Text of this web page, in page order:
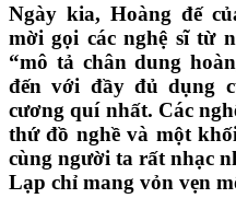
Ngày kia, Hoàng đế
mời gọi các nghệ sĩ từ
“mô tả chân dung
đến với đầy đủ dụng
cương quí nhất. Các
thứ đồ nghề và một
cùng người ta rất nhạc
Lạp chỉ mang vỏn vẹn